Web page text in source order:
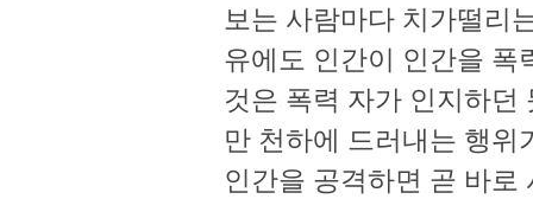
보는 사람마다 치가떨리
유에도 인간이 인간을 폭
것은 폭력 자가 인지하
만 천하에 드러내는 행
인간을 공격하면 곧 바